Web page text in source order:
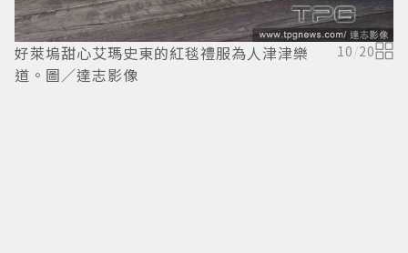
好萊塢甜心艾瑪史東的紅毯禮服為人津津樂
道。圖／達志影像
10/20